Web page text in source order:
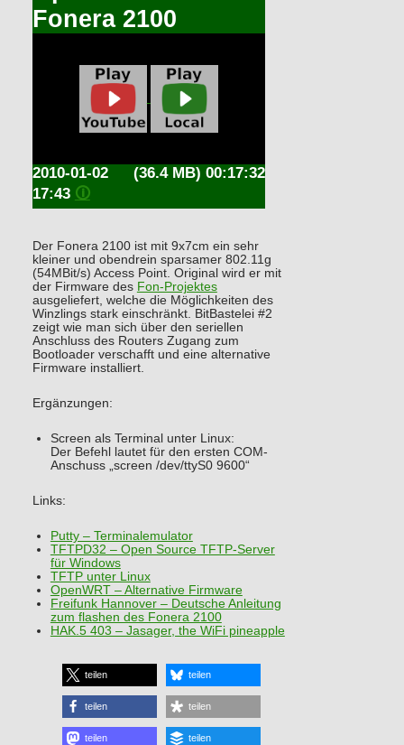
Fonera 2100
(36.4 MB) 00:17:32
2010-01-02
17:43 🛈
Der Fonera 2100 ist mit 9x7cm ein sehr
kleiner und obendrein sparsamer 802.11g
(54MBit/s) Access Point. Original wird er mit
der Firmware des Fon-Projektes
ausgeliefert, welche die Möglichkeiten des
Winzlings stark einschränkt. BitBastelei #2
zeigt wie man sich über den seriellen
Anschluss des Routers Zugang zum
Bootloader verschafft und eine alternative
Firmware installiert.
Ergänzungen:
Screen als Terminal unter Linux:
Der Befehl lautet für den ersten COM-
Anschuss „screen /dev/ttyS0 9600“
Links:
Putty – Terminalemulator
TFTPD32 – Open Source TFTP-Server
für Windows
TFTP unter Linux
OpenWRT – Alternative Firmware
Freifunk Hannover – Deutsche Anleitung
zum flashen des Fonera 2100
HAK.5 403 – Jasager, the WiFi pineapple
teilen teilen
teilen teilen
teilen teilen